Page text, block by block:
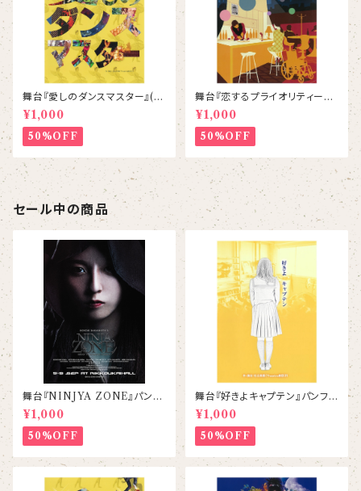
舞台『愛しのダンスマスター』(2
014) パンフレット
¥1,000
50%OFF
舞台『恋するプライオリティーシ
ート』パンフレット
¥1,000
50%OFF
セール中の商品
舞台『NINJYA ZONE』パンフ
レット
¥1,000
50%OFF
舞台『好きよキャプテン』パンフレ
ット
¥1,000
50%OFF